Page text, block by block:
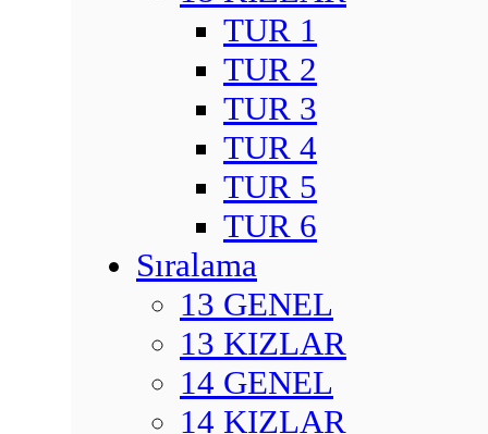
TUR 1
TUR 2
TUR 3
TUR 4
TUR 5
TUR 6
Sıralama
13 GENEL
13 KIZLAR
14 GENEL
14 KIZLAR